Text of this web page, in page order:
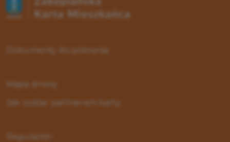
Dokumenty do pobrania
Mapa strony
Jak zostać partnerem karty
Regulamin